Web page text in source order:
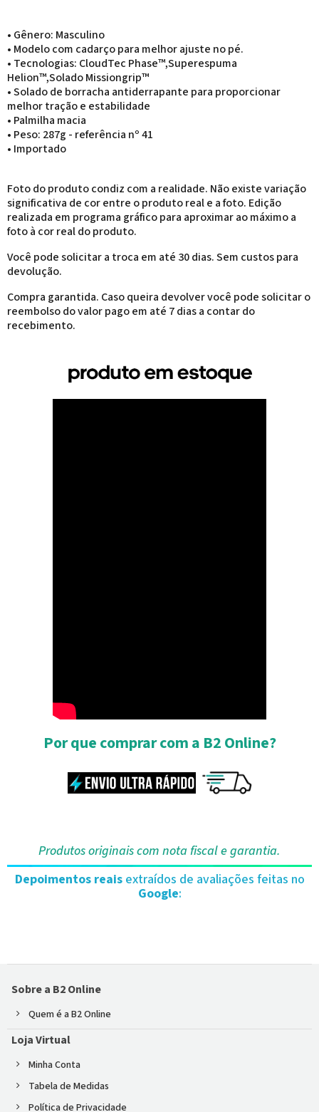
• Gênero: Masculino
• Modelo com cadarço para melhor ajuste no pé.
• Tecnologias: CloudTec Phase™,Superespuma
Helion™,Solado Missiongrip™
• Solado de borracha antiderrapante para proporcionar
melhor tração e estabilidade
• Palmilha macia
• Peso: 287g - referência nº 41
• Importado
Foto do produto condiz com a realidade. Não existe variação
significativa de cor entre o produto real e a foto. Edição
realizada em programa gráfico para aproximar ao máximo a
foto à cor real do produto.
Você pode solicitar a troca em até 30 dias. Sem custos para
devolução.
Compra garantida. Caso queira devolver você pode solicitar o
reembolso do valor pago em até 7 dias a contar do
recebimento.
Por que comprar com a B2 Online?
Produtos originais com nota fiscal e garantia.
Depoimentos reaisextraídos de avaliações feitas no
Google:
Sobre a B2 Online
Quem é a B2 Online
Loja Virtual
Minha Conta
Tabela de Medidas
Política de Privacidade